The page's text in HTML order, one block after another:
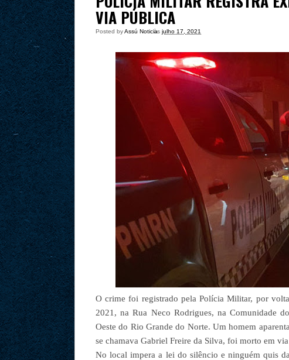
VIA PÚBLICA
Posted byAssú Noticia
às julho 17, 2021
O crime foi registrado pela Polícia Militar, por
2021, na Rua Neco Rodrigues, na Comunidade
Oeste do Rio Grande do Norte. Um homem
se chamava Gabriel Freire da Silva, foi morto em
No local impera a lei do silêncio e ninguém quis